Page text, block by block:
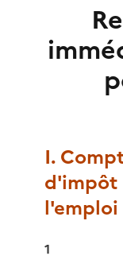
I.
d'impôt
l'emploi
1